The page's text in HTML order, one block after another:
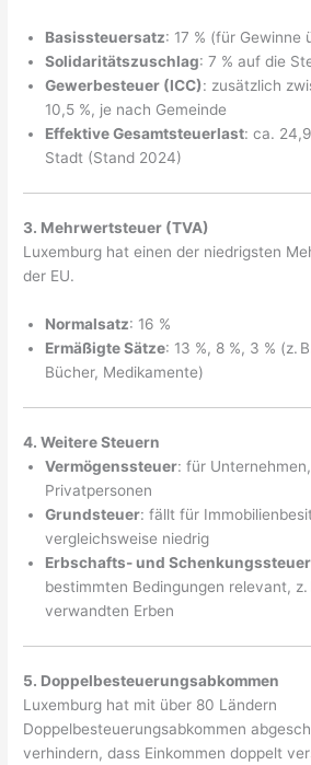
Basissteuersatz: 17 % (für
Solidaritätszuschlag: 7 % auf die
Gewerbesteuer (ICC): zusätzlich
10,5 %, je nach Gemeinde
Effektive Gesamtsteuerlast: ca.
Stadt (Stand 2024)
3. Mehrwertsteuer (TVA)
Luxemburg hat einen der niedrigsten
der EU.
Normalsatz: 16 %
Ermäßigte Sätze: 13 %, 8 %, 3 % (z.
Bücher, Medikamente)
4. Weitere Steuern
Vermögenssteuer: für
Privatpersonen
Grundsteuer: fällt für
vergleichsweise niedrig
Erbschafts- und Schenkungssteuer
bestimmten Bedingungen relevant, z.
verwandten Erben
5. Doppelbesteuerungsabkommen
Luxemburg hat mit über 80 Ländern
Doppelbesteuerungsabkommen
verhindern, dass Einkommen doppelt